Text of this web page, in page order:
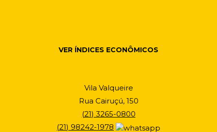
VER ÍNDICES ECONÔMICOS
Vila Valqueire
Rua Cairuçú, 150
(21) 3265-0800
(21) 98242-1978